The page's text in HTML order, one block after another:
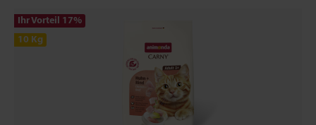
Ihr Vorteil 17%
10 Kg